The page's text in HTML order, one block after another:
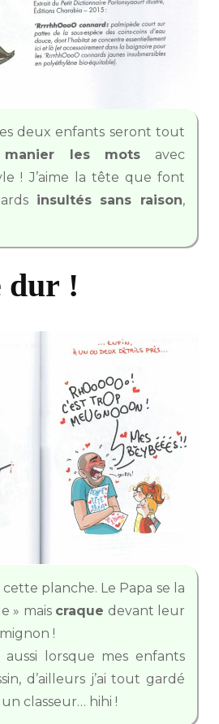
deux enfants seront tout
les mots avec
! J’aime la tête que font
insultés sans raison,
dur !
planche. Le Papa se la
» mais craque devant leur
!
lorsque mes enfants
d’ailleurs j’ai tout gardé
classeur… hihi !